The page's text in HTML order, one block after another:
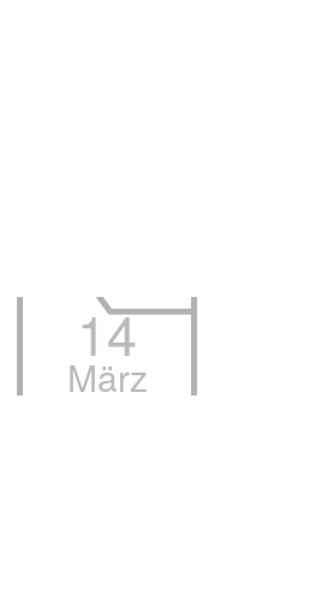
14
März